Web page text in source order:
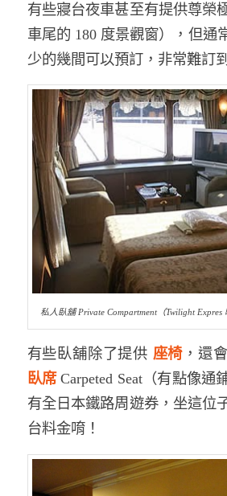
有些寢台夜車甚至有提供尊榮
車尾的 180 度景觀窗），但通
少的幾間可以預訂，非常難訂
私人臥舖 Private Compartment（Twilight Expres
有些臥舖除了提供 座椅 ，還
臥席 Carpeted Seat（有點像通
有全日本鐵路周遊券，坐這位
台料金唷！